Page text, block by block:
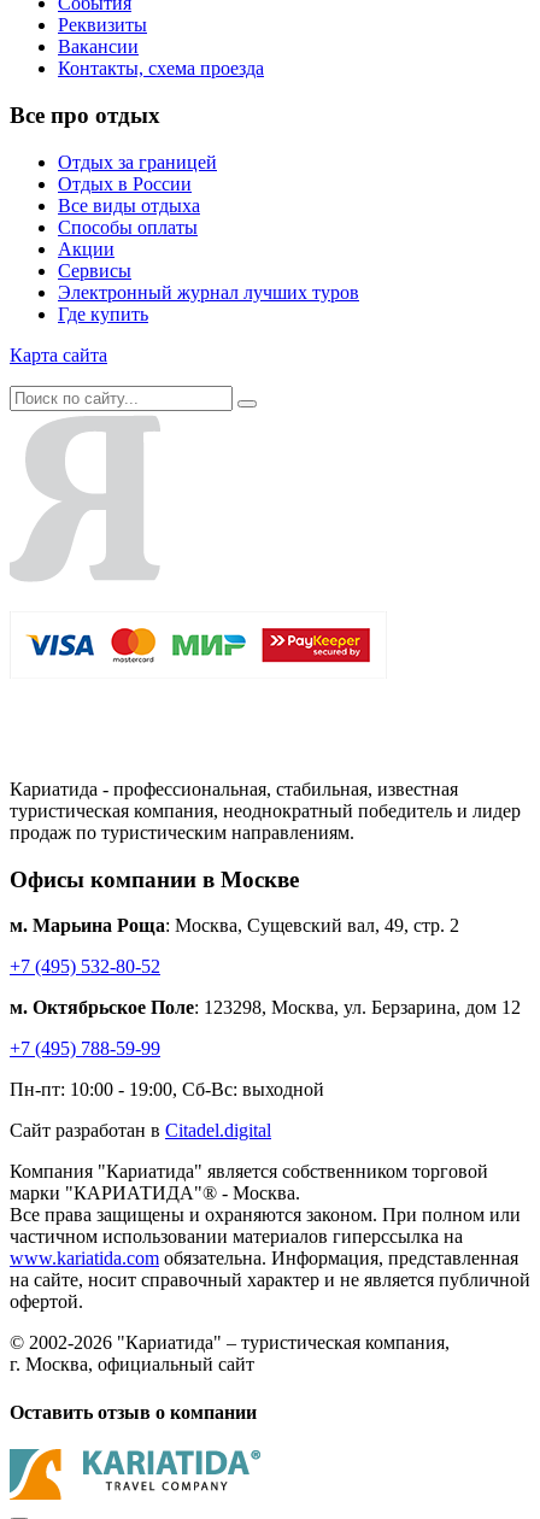
Реквизиты
Вакансии
Контакты, схема проезда
Все про отдых
Отдых за границей
Отдых в России
Все виды отдыха
Способы оплаты
Акции
Сервисы
Электронный журнал лучших туров
Где купить
Карта сайта
Кариатида - профессиональная, стабильная, известная
туристическая компания, неоднократный победитель и лидер
продаж по туристическим направлениям.
Офисы компании в Москве
м. Марьина Роща: Москва, Сущевский вал, 49, стр. 2
+7 (495) 532-80-52
м. Октябрьское Поле: 123298, Москва, ул. Берзарина, дом 12
+7 (495) 788-59-99
Пн-пт: 10:00 - 19:00, Сб-Вс: выходной
Сайт разработан в Citadel.digital
Компания "Кариатида" является собственником торговой
марки "КАРИАТИДА"® - Москва.
Все права защищены и охраняются законом. При полном или
частичном использовании материалов гиперссылка на
www.kariatida.com обязательна. Информация, представленная
на сайте, носит справочный характер и не является публичной
офертой.
© 2002-2026 "Кариатида" – туристическая компания,
г. Москва, официальный сайт
Оставить отзыв о компании